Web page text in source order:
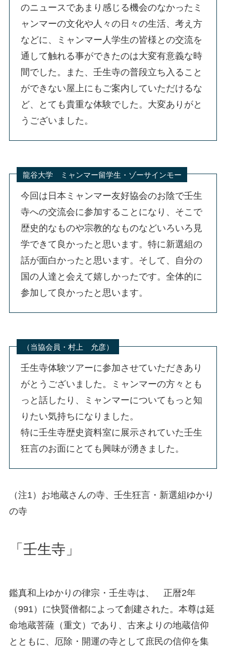
のニュースであまり感じる機会のなかったミ
ャンマーの文化や人々の日々の生活、考え方
などに、ミャンマー人学生の皆様との交流を
通して触れる事ができたのは大変有意義な時
間でした。また、壬生寺の普段立ち入ること
ができない屋上にもご案内していただけるな
ど、とても貴重な体験でした。大変ありがと
うございました。
龍谷大学 ミャンマー留学生・ゾーサインモー
今回は日本ミャンマー友好協会のお陰で壬生
寺への交流会に参加することになり、そこで
歴史的なものや宗教的なものなどいろいろ見
学できて良かったと思います。特に新選組の
話が面白かったと思います。そして、自分の
国の人達と会えて嬉しかったです。全体的に
参加して良かったと思います。
（当協会員・村上 允彦）
壬生寺体験ツアーに参加させていただきあり
がとうございました。ミャンマーの方々とも
っと話したり、ミャンマーについてもっと知
りたい気持ちになりました。
特に壬生寺歴史資料室に展示されていた壬生
狂言のお面にとても興味が湧きました。
（注1）お地蔵さんの寺、壬生狂言・新選組ゆかり
の寺
「壬生寺」
鑑真和上ゆかりの律宗・壬生寺は、 正暦2年
（991）に快賢僧都によって創建された。本尊は延
命地蔵菩薩（重文）であり、古来よりの地蔵信仰
とともに、厄除・開運の寺として庶民の信仰を集